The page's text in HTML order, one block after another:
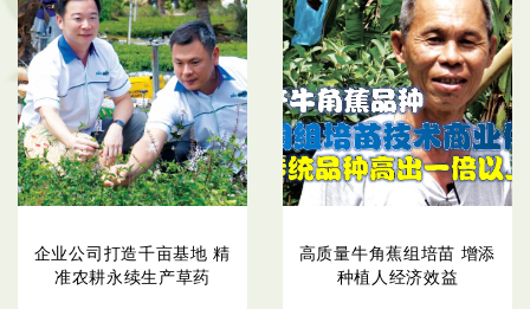
企业公司打造千亩基地 精
准农耕永续生产草药
高质量牛角蕉组培苗 增添
种植人经济效益